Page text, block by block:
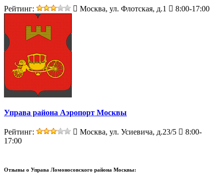
Рейтинг: Москва, ул. Флотская, д.1 8:00-17:00
Управа района Аэропорт Москвы
Рейтинг: Москва, ул. Усиевича, д.23/5
8:00-
17:00
Отзывы о Управа Ломоносовского района Москвы: